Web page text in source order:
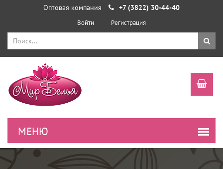
Оптовая компания +7 (3822) 30-44-40
Войти Регистрация